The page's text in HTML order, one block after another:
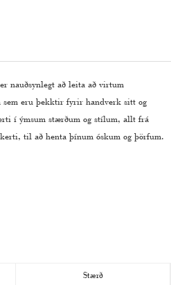
nauðsynlegt að leita að virtum
sem eru þekktir fyrir handverk sitt og
í ýmsum stærðum og stílum, allt frá
til að henta þínum óskum og þörfum.
Stærð